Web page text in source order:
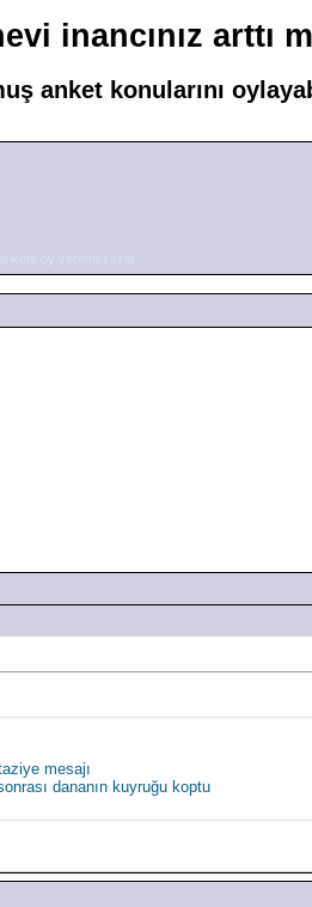
inancınız arttı
anket konularını
mesajı
dananın kuyruğu koptu